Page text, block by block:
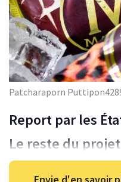
Patcharaporn
Report par les
Le reste du
Envie d'en savoir